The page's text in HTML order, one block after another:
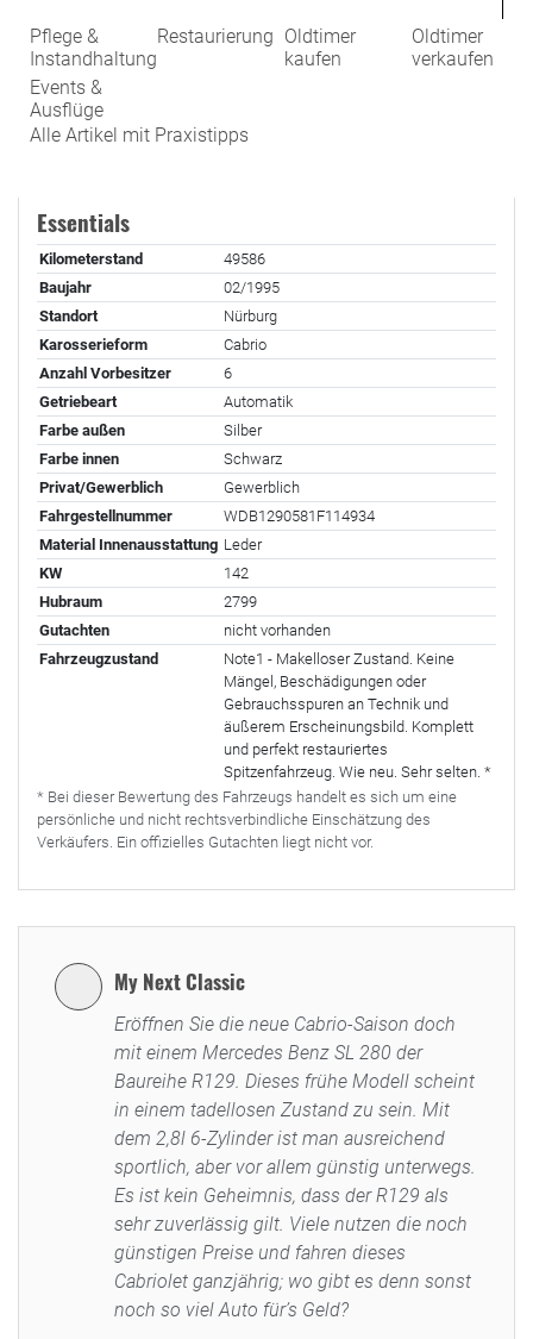
Innen (6 )
My Next Classic
Eröffnen Sie die neue Cabrio-Saison doch
mit einem Mercedes Benz SL 280 der
Baureihe R129. Dieses frühe Modell scheint
in einem tadellosen Zustand zu sein. Mit
dem 2,8l 6-Zylinder ist man ausreichend
sportlich, aber vor allem günstig unterwegs.
Es ist kein Geheimnis, dass der R129 als
sehr zuverlässig gilt. Viele nutzen die noch
günstigen Preise und fahren dieses
Cabriolet ganzjährig; wo gibt es denn sonst
noch so viel Auto für’s Geld?
Essentials
Kilometerstand
49586
Baujahr
02/1995
Standort
Nürburg
Karosserieform
Cabrio
Anzahl Vorbesitzer
6
Getriebeart
Automatik
Farbe außen
Silber
Farbe innen
Schwarz
Privat/Gewerblich
Gewerblich
Fahrgestellnummer
WDB1290581F114934
Material Innenausstattung Leder
KW
142
Hubraum
2799
Gutachten
nicht vorhanden
Fahrzeugzustand
Note1 - Makelloser Zustand. Keine
Mängel, Beschädigungen oder
Gebrauchsspuren an Technik und
äußerem Erscheinungsbild. Komplett
und perfekt restauriertes
Spitzenfahrzeug. Wie neu. Sehr selten. *
* Bei dieser Bewertung des Fahrzeugs handelt es sich um eine
persönliche und nicht rechtsverbindliche Einschätzung des
Verkäufers. Ein offizielles Gutachten liegt nicht vor.
Pflege &
Instandhaltung
Restaurierung Oldtimer
kaufen
Oldtimer
verkaufen
Events &
Ausflüge
Alle Artikel mit Praxistipps